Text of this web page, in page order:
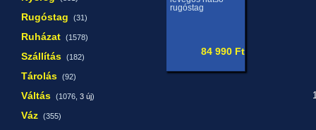
Rugóstag (31)
Ruházat (1578)
Szállítás (182)
Tárolás (92)
Váltás (1076, 3 új)
Váz (355)
rugóstag
84 990 Ft